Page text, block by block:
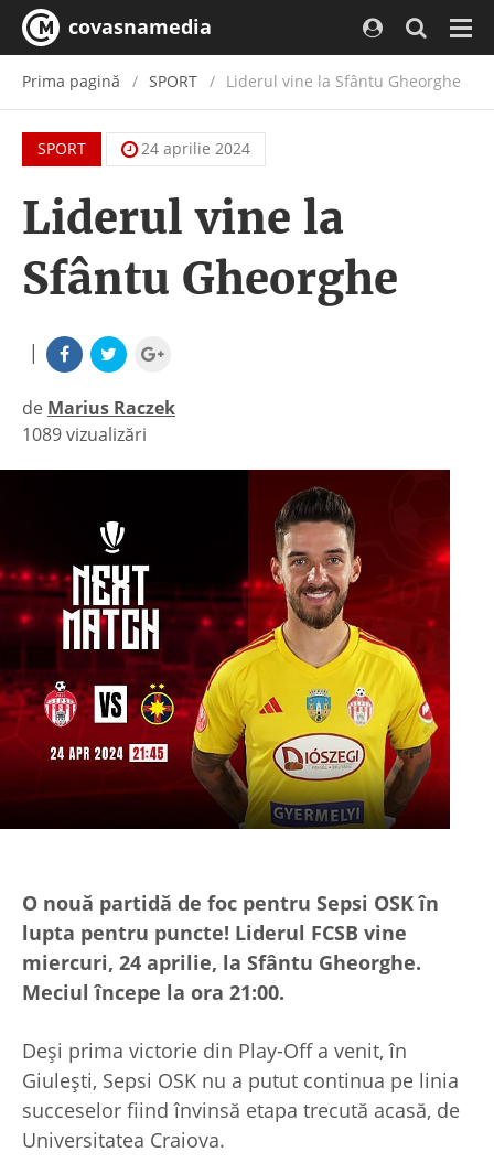
covasnamedia
Prima pagină SPORT Liderul vine la Sfântu Gheorghe
SPORT 24 aprilie 2024
Liderul vine la
Sfântu Gheorghe
|
de Marius Raczek
|
1089 vizualizări
O nouă partidă de foc pentru Sepsi OSK în
lupta pentru puncte! Liderul FCSB vine
miercuri, 24 aprilie, la Sfântu Gheorghe.
Meciul începe la ora 21:00.
Deși prima victorie din Play-Off a venit, în
Giulești, Sepsi OSK nu a putut continua pe linia
succeselor fiind învinsă etapa trecută acasă, de
Universitatea Craiova.